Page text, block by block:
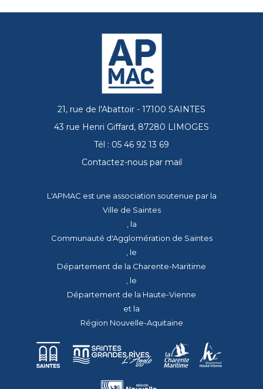
21, rue de l'Abattoir - 17100 SAINTES
43 rue Henri Giffard, 87280 LIMOGES
Tél : 05 46 92 13 69
Contactez-nous par mail
L'APMAC est une association soutenue par la
Ville de Saintes
, la
Communauté d'Agglomération de Saintes
, le
Département de la Charente-Maritime
, le
Département de la Haute-Vienne
et la
Région Nouvelle-Aquitaine